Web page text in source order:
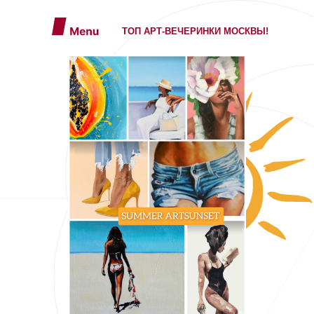
ТОП АРТ-ВЕЧЕРИНКИ МОСКВЫ!